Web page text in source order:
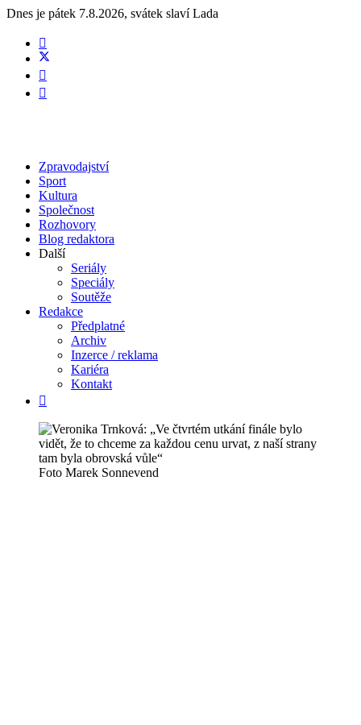
Dnes je pátek 7.8.2026, svátek slavíLada
Zpravodajství
Sport
Kultura
Společnost
Rozhovory
Blog redaktora
Další
Seriály
Speciály
Soutěže
Redakce
Předplatné
Archiv
Inzerce / reklama
Kariéra
Kontakt
Foto Marek Sonnevend